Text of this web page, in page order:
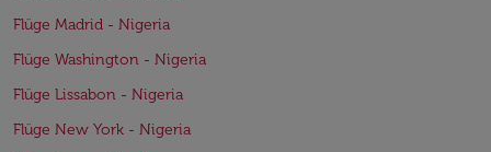
Flüge Madrid - Nigeria
Flüge Washington - Nigeria
Flüge Lissabon - Nigeria
Flüge New York - Nigeria